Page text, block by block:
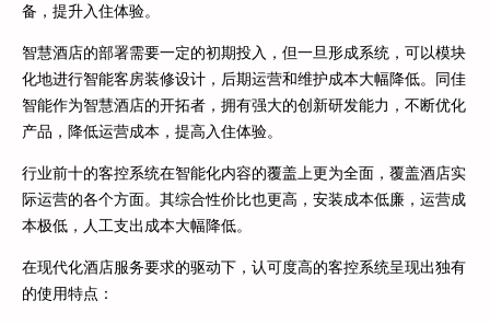
备，提升入住体验。
智慧酒店的部署需要一定的初期投入，但一旦形成系统，可以模块
化地进行智能客房装修设计，后期运营和维护成本大幅降低。同佳
智能作为智慧酒店的开拓者，拥有强大的创新研发能力，不断优化
产品，降低运营成本，提高入住体验。
行业前十的客控系统在智能化内容的覆盖上更为全面，覆盖酒店实
际运营的各个方面。其综合性价比也更高，安装成本低廉，运营成
本极低，人工支出成本大幅降低。
在现代化酒店服务要求的驱动下，认可度高的客控系统呈现出独有
的使用特点：